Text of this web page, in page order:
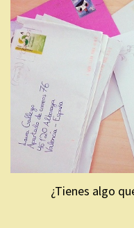
¿Tienes algo